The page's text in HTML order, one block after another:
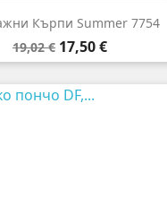
Кърпи Summer 7754
Редовна
цена
19,02 € Цена
17,50 €